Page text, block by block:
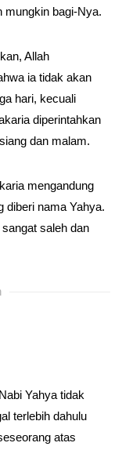
mungkin bagi-Nya.
Allah
ia tidak akan
hari, kecuali
diperintahkan
dan malam.
mengandung
diberi nama Yahya.
saleh dan
Yahya tidak
terlebih dahulu
atas